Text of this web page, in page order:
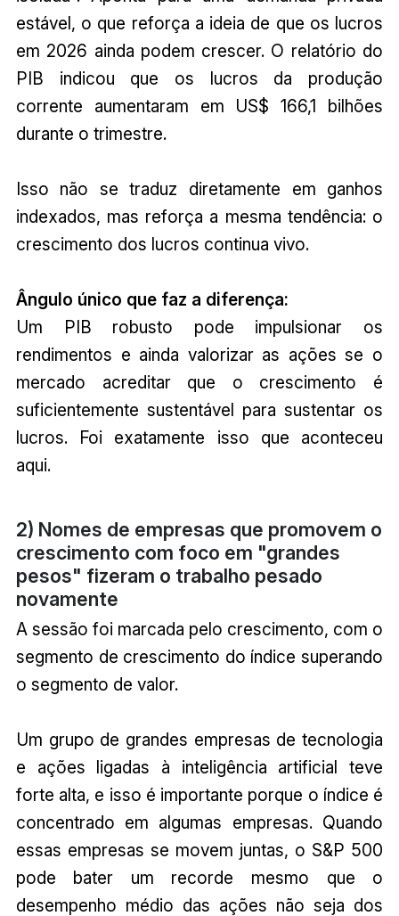
estável, o que reforça a ideia de que os lucros
em 2026 ainda podem crescer. O relatório do
PIB indicou que os lucros da produção
corrente aumentaram em US$ 166,1 bilhões
durante o trimestre.
Isso não se traduz diretamente em ganhos
indexados, mas reforça a mesma tendência: o
crescimento dos lucros continua vivo.
Ângulo único que faz a diferença:
Um PIB robusto pode impulsionar os
rendimentos e ainda valorizar as ações se o
mercado acreditar que o crescimento é
suficientemente sustentável para sustentar os
lucros. Foi exatamente isso que aconteceu
aqui.
2) Nomes de empresas que promovem o
crescimento com foco em "grandes
pesos" fizeram o trabalho pesado
novamente
A sessão foi marcada pelo crescimento, com o
segmento de crescimento do índice superando
o segmento de valor.
Um grupo de grandes empresas de tecnologia
e ações ligadas à inteligência artificial teve
forte alta, e isso é importante porque o índice é
concentrado em algumas empresas. Quando
essas empresas se movem juntas, o S&P 500
pode bater um recorde mesmo que o
desempenho médio das ações não seja dos